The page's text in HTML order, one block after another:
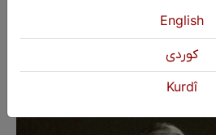
خزمەت بە موزیکی کوردی
محەممەد شێخۆ بە گشتی ١٤ کاسیتی تۆمار کردووە و بەرهەمەکانی له هەموو پارچه کانی کوردستاندا بڵاو کراونەتەوه. زۆرێک لە گۆرانییەکانی ئەو هونەرمەندە کە یەکێکیان گۆرانیی "ئەی لێ گولێ"یە، لەلایەن زۆرێک لە هونەرمەندانەوە وتراونەتەوە.
English
كوردی
Kurdî